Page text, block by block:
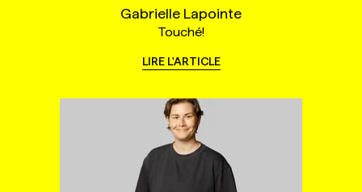
Gabrielle Lapointe
Touché!
LIRE L'ARTICLE